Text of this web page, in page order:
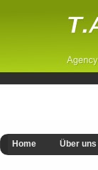
Home Über uns